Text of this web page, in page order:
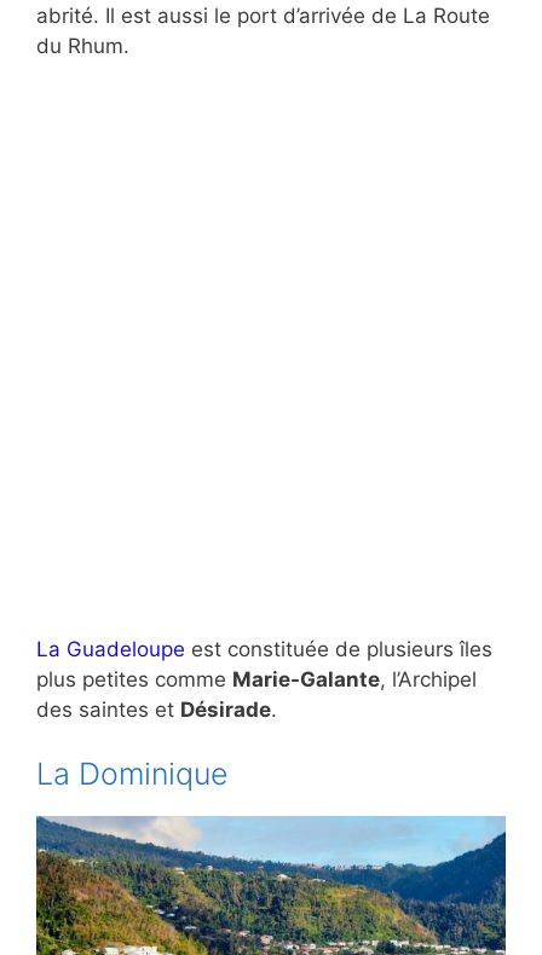
abrité. Il est aussi le port d’arrivée de La Route
du Rhum.
La Guadeloupe est constituée de plusieurs îles
plus petites comme Marie-Galante, l’Archipel
des saintes et Désirade.
La Dominique